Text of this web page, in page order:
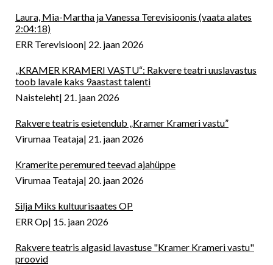
Laura, Mia-Martha ja Vanessa Terevisioonis (vaata alates
2:04:18)
ERR Terevisioon 22. jaan 2026
„KRAMER KRAMERI VASTU“: Rakvere teatri uuslavastus
toob lavale kaks 9aastast talenti
Naisteleht 21. jaan 2026
Rakvere teatris esietendub „Kramer Krameri vastu”
Virumaa Teataja 21. jaan 2026
Kramerite peremured teevad ajahüppe
Virumaa Teataja 20. jaan 2026
Silja Miks kultuurisaates OP
ERR Op 15. jaan 2026
Rakvere teatris algasid lavastuse "Kramer Krameri vastu"
proovid